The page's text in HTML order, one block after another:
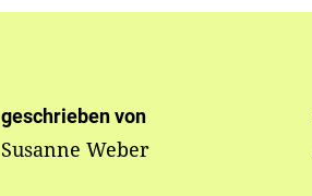
geschrieben von
Susanne Weber